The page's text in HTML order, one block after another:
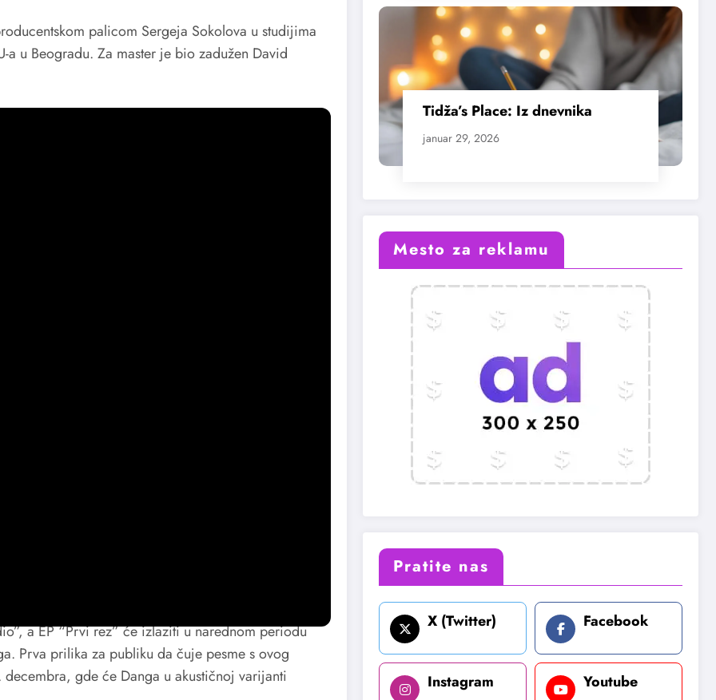
palicom Sergeja Sokolova u studijima
u Beogradu. Za master je bio zadužen David
a EP “Prvi rez” će izlaziti u narednom periodu
Prva prilika za publiku da čuje pesme s ovog
gde će Danga u akustičnoj varijanti
Tidža’s Place: Iz dnevnika
januar 29, 2026
Mesto za reklamu
Pratite nas
X (Twitter) Facebook
Instagram Youtube